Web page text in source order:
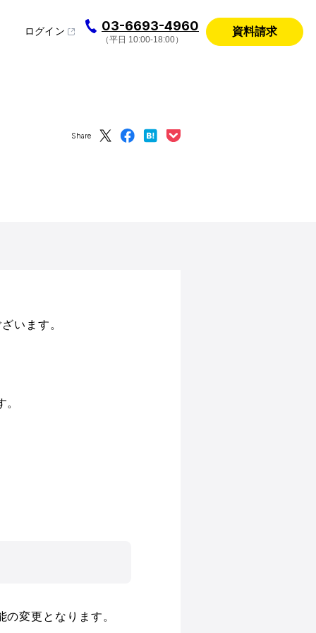
ログイン 03-6693-4960
（平日 10:00-18:00）
資料請求
Share
います。
変更となります。